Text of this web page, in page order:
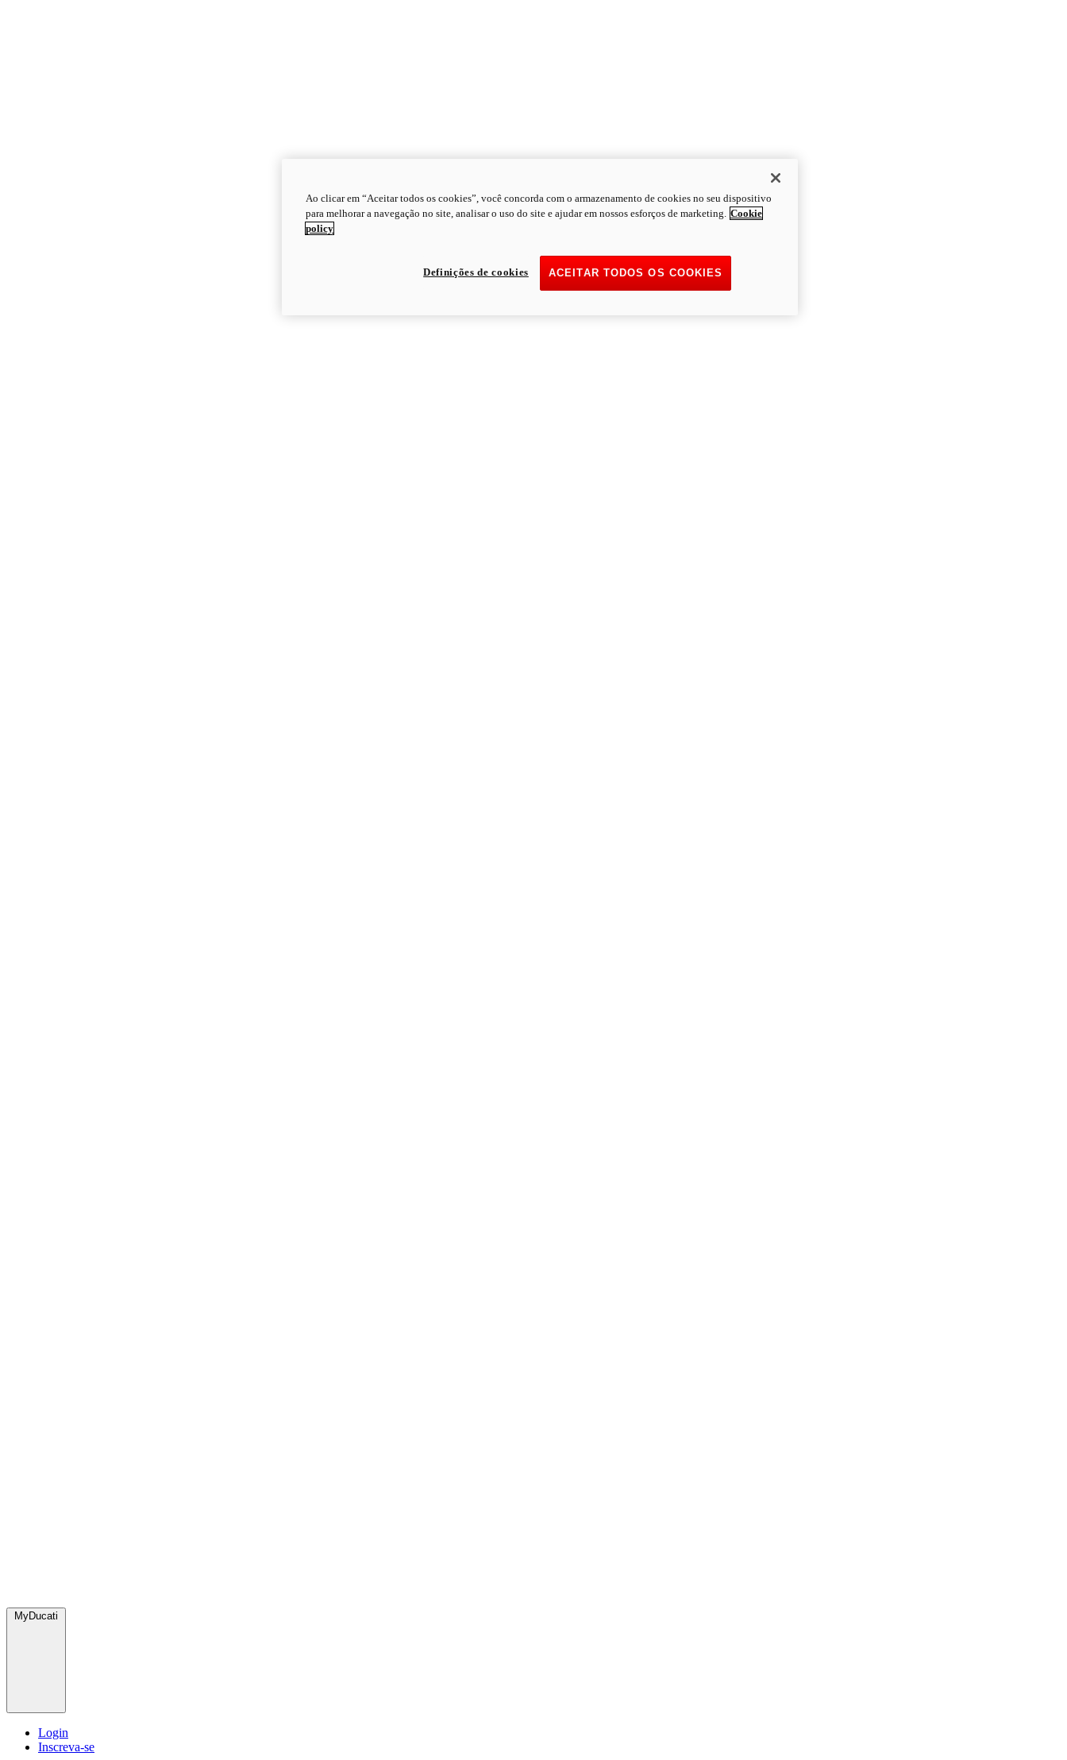
MyDucati
Login
Inscreva-se
Ao clicar em “Aceitar todos os cookies”, você concorda com o armazenamento de cookies no seu dispositivo
para melhorar a navegação no site, analisar o uso do site e ajudar em nossos esforços de marketing. Cookie
policy
ACEITAR TODOS OS COOKIES
Definições de cookies